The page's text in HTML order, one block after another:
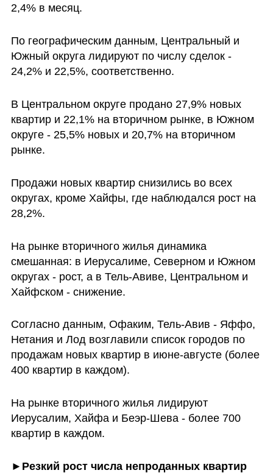
2,4% в месяц.
По географическим данным, Центральный и
Южный округа лидируют по числу сделок -
24,2% и 22,5%, соответственно.
В Центральном округе продано 27,9% новых
квартир и 22,1% на вторичном рынке, в Южном
округе - 25,5% новых и 20,7% на вторичном
рынке.
Продажи новых квартир снизились во всех
округах, кроме Хайфы, где наблюдался рост на
28,2%.
На рынке вторичного жилья динамика
смешанная: в Иерусалиме, Северном и Южном
округах - рост, а в Тель-Авиве, Центральном и
Хайфском - снижение.
Согласно данным, Офаким, Тель-Авив - Яффо,
Нетания и Лод возглавили список городов по
продажам новых квартир в июне-августе (более
400 квартир в каждом).
На рынке вторичного жилья лидируют
Иерусалим, Хайфа и Беэр-Шева - более 700
квартир в каждом.
►Резкий рост числа непроданных квартир